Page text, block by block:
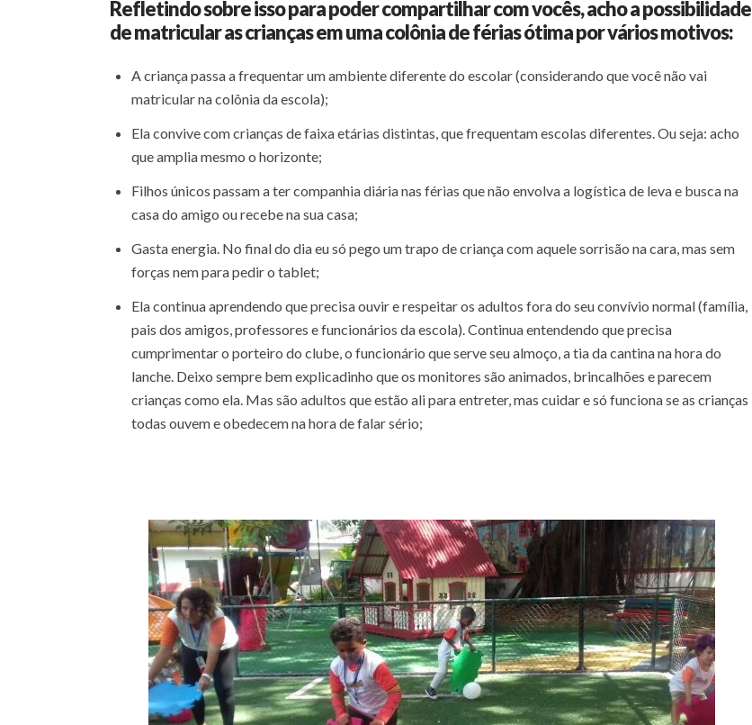
Refletindo sobre isso para poder compartilhar com vocês, acho a possibilidade
de matricular as crianças em uma colônia de férias ótima por vários motivos:
A criança passa a frequentar um ambiente diferente do escolar (considerando que você não vai
matricular na colônia da escola);
Ela convive com crianças de faixa etárias distintas, que frequentam escolas diferentes. Ou seja: acho
que amplia mesmo o horizonte;
Filhos únicos passam a ter companhia diária nas férias que não envolva a logística de leva e busca na
casa do amigo ou recebe na sua casa;
Gasta energia. No final do dia eu só pego um trapo de criança com aquele sorrisão na cara, mas sem
forças nem para pedir o tablet;
Ela continua aprendendo que precisa ouvir e respeitar os adultos fora do seu convívio normal (família,
pais dos amigos, professores e funcionários da escola). Continua entendendo que precisa
cumprimentar o porteiro do clube, o funcionário que serve seu almoço, a tia da cantina na hora do
lanche. Deixo sempre bem explicadinho que os monitores são animados, brincalhões e parecem
crianças como ela. Mas são adultos que estão ali para entreter, mas cuidar e só funciona se as crianças
todas ouvem e obedecem na hora de falar sério;